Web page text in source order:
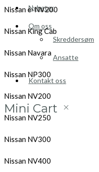
Nyheter
Om oss
Skreddersøm
Ansatte
Kontakt oss
Mini Cart
Nissan e-NV200
Nissan King Cab
Nissan Navara
Nissan NP300
Nissan NV200
Nissan NV250
Nissan NV300
Nissan NV400